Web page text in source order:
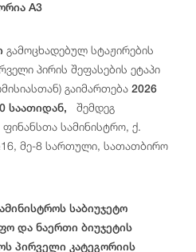
A3
გამოცხადებულ სტაჟირების
პირის შეფასების ეტაპი
გაიმართება 2026
საათიდან,
შემდეგ
სამინისტრო, ქ.
მე-8 სართული, სათათბირო
საბიუჯეტო
და ნაერთი ბიუჯეტის
პირველი კატეგორიის